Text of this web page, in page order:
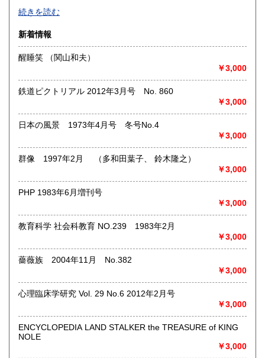
買取品目一覧
術・アート・建築・書道・理工学・東洋医学・ビジネス書・
武道・山岳・オカルト・幻想文学・サブカルチャー・70年
代、80年代アイドル・アニメ・漫画・雑誌・アダルト・マニ
◎メディア商品【ジャズ・ロック・クラシック・映画・アニ
メ・ゲーム・声優・アイドル・ビジネス・アダルト・車・バ
EP、カセット、ポスター、おもちゃ、グッズ、パンフレット
などマニアックなものを中心に高価買取
ンタイア・和本・漢籍・戦争㊙︎資料・書道具・茶道具・戦前
絵はがき・鳥瞰図・古地図・浮世絵・軸・拓本・印譜・エロ
グロ】など古いものの中には希少価値の高いものも多数ござ
いますので価値がないと処分される前に是非 ｢古本倶楽部｣ま
沿線名：-
営業時間：-
定休日：-
書籍の買取について
○出張買取は通常、東海圏のみ
※お売り頂ける本の量や質が見込める場合は関東〜近畿エリ
続きを読む
新着情報
醒睡笑 （関山和夫）
￥3,000
鉄道ピクトリアル 2012年3月号 No. 860
￥3,000
日本の風景 1973年4月号 冬号No.4
￥3,000
群像 1997年2月 （多和田葉子、 鈴木隆之）
￥3,000
PHP 1983年6月増刊号
￥3,000
教育科学 社会科教育 NO.239 1983年2月
￥3,000
薔薇族 2004年11月 No.382
￥3,000
心理臨床学研究 Vol. 29 No.6 2012年2月号
￥3,000
ENCYCLOPEDIA LAND STALKER the TREASURE of KING
NOLE
￥3,000